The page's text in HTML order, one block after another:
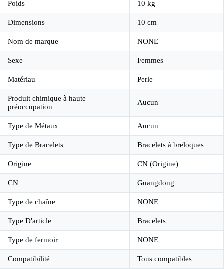
Poids 10 kg
Dimensions 10 cm
Nom de marque NONE
Sexe Femmes
Matériau Perle
Produit chimique à haute
préoccupation
Aucun
Type de Métaux Aucun
Type de Bracelets Bracelets à breloques
Origine CN (Origine)
CN Guangdong
Type de chaîne NONE
Type D'article Bracelets
Type de fermoir NONE
Compatibilité Tous compatibles